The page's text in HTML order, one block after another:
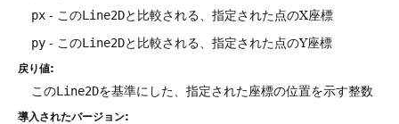
px - このLine2Dと比較される、指定された点のX座標
py - このLine2Dと比較される、指定された点のY座標
戻り値:
このLine2Dを基準にした、指定された座標の位置を示す整数
導入されたバージョン: